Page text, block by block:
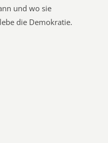
und wo sie
die Demokratie.